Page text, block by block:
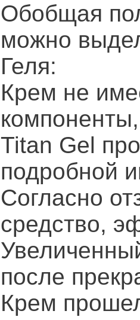
Обобщая
можно
Геля:
Крем не
Titan Gel
подробной
Согласно
средство,
после
Крем